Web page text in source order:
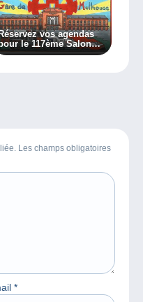
vos agendas
le 117ème Salon
collectionneurs et
Les champs obligatoires
*